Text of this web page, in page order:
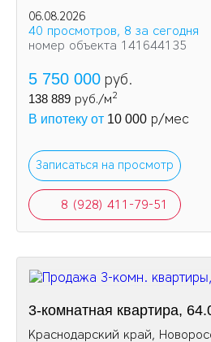
06.08.2026
40 просмотров, 8 за сегодня
номер объекта 141644135
5 750 000 руб.
138 889 руб./м2
В ипотеку от 10 000 р/мес
Записаться на просмотр
8 (928) 411-79-51
3-комнатная квартира,
Краснодарский край,